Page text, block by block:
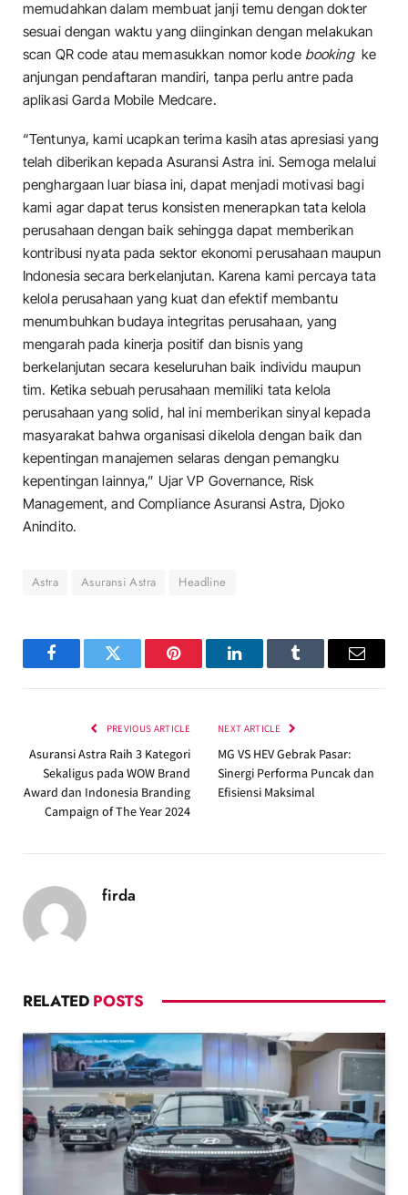
memudahkan dalam membuat janji temu dengan dokter
sesuai dengan waktu yang diinginkan dengan melakukan
scan QR code atau memasukkan nomor kode booking ke
anjungan pendaftaran mandiri, tanpa perlu antre pada
aplikasi Garda Mobile Medcare.
“Tentunya, kami ucapkan terima kasih atas apresiasi yang
telah diberikan kepada Asuransi Astra ini. Semoga melalui
penghargaan luar biasa ini, dapat menjadi motivasi bagi
kami agar dapat terus konsisten menerapkan tata kelola
perusahaan dengan baik sehingga dapat memberikan
kontribusi nyata pada sektor ekonomi perusahaan maupun
Indonesia secara berkelanjutan. Karena kami percaya tata
kelola perusahaan yang kuat dan efektif membantu
menumbuhkan budaya integritas perusahaan, yang
mengarah pada kinerja positif dan bisnis yang
berkelanjutan secara keseluruhan baik individu maupun
tim. Ketika sebuah perusahaan memiliki tata kelola
perusahaan yang solid, hal ini memberikan sinyal kepada
masyarakat bahwa organisasi dikelola dengan baik dan
kepentingan manajemen selaras dengan pemangku
kepentingan lainnya,” Ujar VP Governance, Risk
Management, and Compliance Asuransi Astra, Djoko
Anindito.
Astra Asuransi Astra Headline
FacebookTwitter Pinterest LinkedInTumblr Email
PREVIOUS ARTICLE
Asuransi Astra Raih 3 Kategori
Sekaligus pada WOW Brand
Award dan Indonesia Branding
Campaign of The Year 2024
NEXT ARTICLE
MG VS HEV Gebrak Pasar:
Sinergi Performa Puncak dan
Efisiensi Maksimal
firda
RELATED POSTS